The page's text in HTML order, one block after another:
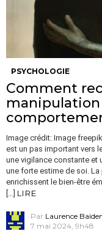
PSYCHOLOGIE
Comment
manipulation
Image crédit: Image
est un pas important vers
une vigilance constante et
une forte estime de soi.
enrichissent le bien-être
[…] LIRE
Par Laurence
7 mai 2024, 9h48